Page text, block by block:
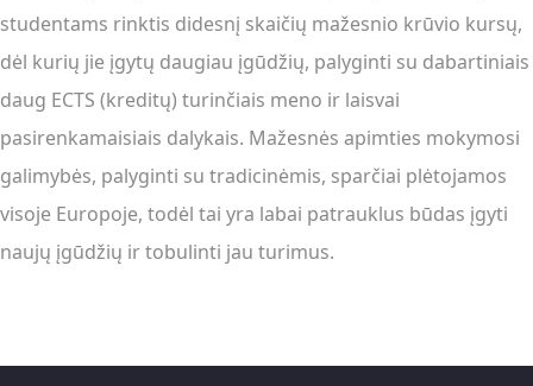
studentams rinktis didesnį skaičių mažesnio krūvio kursų,
dėl kurių jie įgytų daugiau įgūdžių, palyginti su dabartiniais
daug ECTS (kreditų) turinčiais meno ir laisvai
pasirenkamaisiais dalykais. Mažesnės apimties mokymosi
galimybės, palyginti su tradicinėmis, sparčiai plėtojamos
visoje Europoje, todėl tai yra labai patrauklus būdas įgyti
naujų įgūdžių ir tobulinti jau turimus.